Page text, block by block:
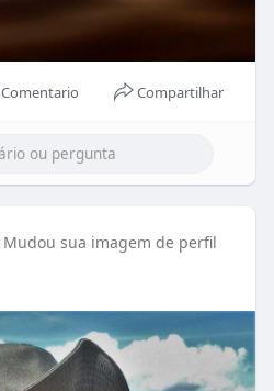
Comentario Compartilhar
Mudou sua imagem de perfil